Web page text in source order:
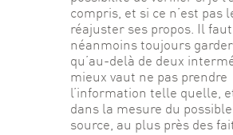
compris, et si ce n’est pas
réajuster ses propos. Il faut
néanmoins toujours garder
qu’au-delà de deux
mieux vaut ne pas prendre
l’information telle quelle,
dans la mesure du
source, au plus près des